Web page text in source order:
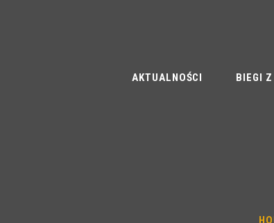
AKTUALNOŚCI BIEGI
DLA